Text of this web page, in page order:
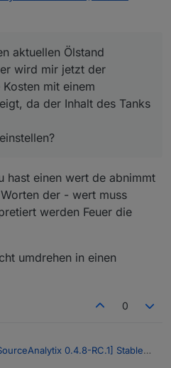
xxxx
see function 7
are incorrect
reflects the
values are set correctly
values are set correctly
are defined at the state
should be < thancurrentReading
cumulativeReading >= DayStart
>= MonthStart >= QuarterStart
in state raw object :
aktuellen Ölstand (Beispiel
einstellen?
aktuellen Ölstand
wird mir jetzt der
mit einem
da der Inhalt des Tanks
hast einen wert de abnimmt
der - wert muss
werden Feuer die
umdrehen in einen
0
0.4.8-RC.1] Stable